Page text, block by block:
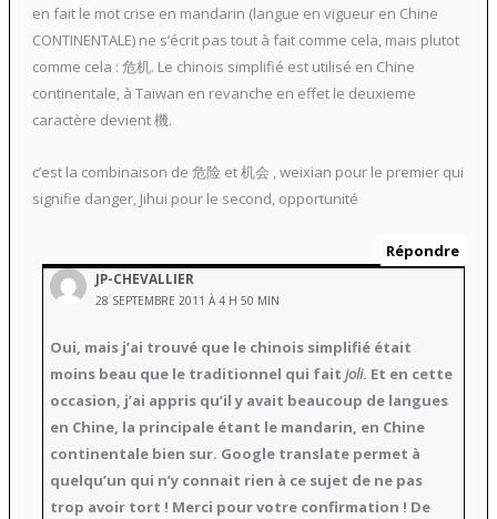
en fait le mot crise en mandarin (langue en vigueur en Chine
CONTINENTALE) ne s’écrit pas tout à fait comme cela, mais plutot
comme cela : 危机. Le chinois simplifié est utilisé en Chine
continentale, à Taiwan en revanche en effet le deuxieme
caractère devient 機.
c’est la combinaison de 危险 et 机会 , weixian pour le premier qui
signifie danger, Jihui pour le second, opportunité
Répondre
JP-CHEVALLIER
28 SEPTEMBRE 2011 À 4 H 50 MIN
Oui, mais j’ai trouvé que le chinois simplifié était
moins beau que le traditionnel qui faitjoli. Et en cette
occasion, j’ai appris qu’il y avait beaucoup de langues
en Chine, la principale étant le mandarin, en Chine
continentale bien sur. Google translate permet à
quelqu’un qui n’y connait rien à ce sujet de ne pas
trop avoir tort ! Merci pour votre confirmation ! De